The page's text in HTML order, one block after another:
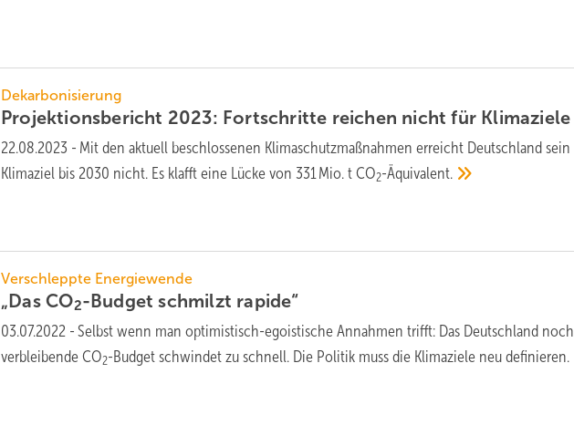
Dekarbonisierung
Projektions­bericht 2023: Fort­schritte reichen nicht für Klimaziele
22.08.2023 - Mit den aktuell beschlossenen Klimaschutz­maß­nahmen erreicht Deutsch­land sein
Klima­ziel bis 2030 nicht. Es klafft eine Lücke von 331 Mio. t CO2-Äquivalent.
Verschleppte Energiewende
„Das CO2-Budget schmilzt rapide“
03.07.2022 - Selbst wenn man optimistisch-egoistische Annahmen trifft: Das Deutschland noch
verbleibende CO2-Budget schwindet zu schnell. Die Politik muss die Klimaziele neudefinieren.